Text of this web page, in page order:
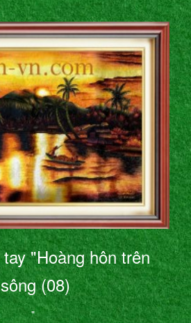
"Hoàng hôn trên
sông (08)
"